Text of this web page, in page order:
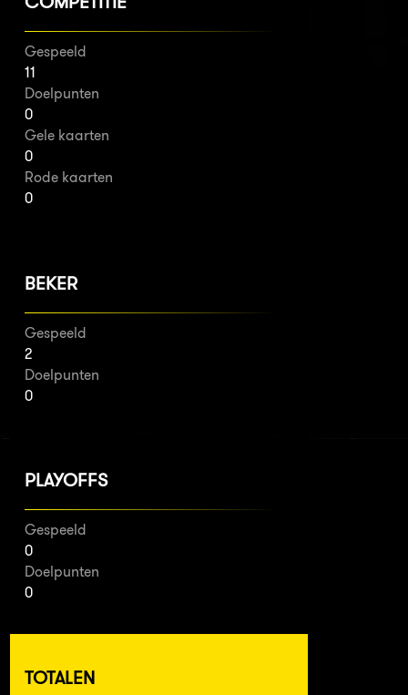
Gespeeld
11
Doelpunten
0
Gele kaarten
0
Rode kaarten
0
BEKER
Gespeeld
2
Doelpunten
0
PLAYOFFS
Gespeeld
0
Doelpunten
0
TOTALEN